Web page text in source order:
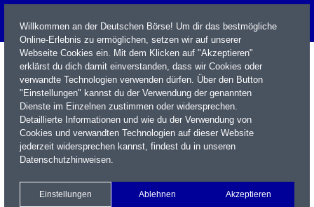
Name / WKN / ISIN / Kürzel
Xetra Realtime
Watchlist Portfolio Login
Willkommen an der Deutschen Börse! Um dir das bestmögliche
Online-Erlebnis zu ermöglichen, setzen wir auf unserer
Webseite Cookies ein. Mit dem Klicken auf "Akzeptieren"
erklärst du dich damit einverstanden, dass wir Cookies oder
verwandte Technologien verwenden dürfen. Über den Button
"Einstellungen" kannst du der Verwendung der genannten
Dienste im Einzelnen zustimmen oder widersprechen.
Detaillierte Informationen und wie du der Verwendung von
Cookies und verwandten Technologien auf dieser Website
jederzeit widersprechen kannst, findest du in unseren
Datenschutzhinweisen.
Einstellungen Ablehnen Akzeptieren